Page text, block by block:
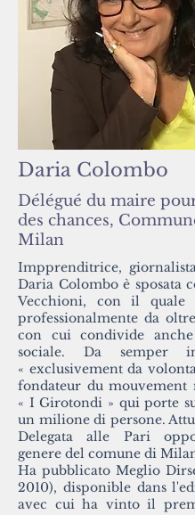
Daria Colombo
Délégué du maire
des chances,
Milan
Impprenditrice,
Daria Colombo è sposata
Vecchioni, con il quale
professionalmente da
con cui condivide
sociale. Da semper
« exclusivement da
fondateur du mouvement
« I Girotondi » qui porte
un milione di persone.
Delegata alle Pari
genere del comune di
Ha pubblicato Meglio
2010), disponible dans
avec cui ha vinto il